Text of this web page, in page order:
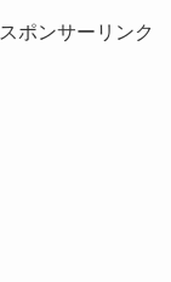
スポンサーリンク